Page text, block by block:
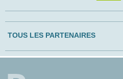
TOUS LES PARTENAIRES